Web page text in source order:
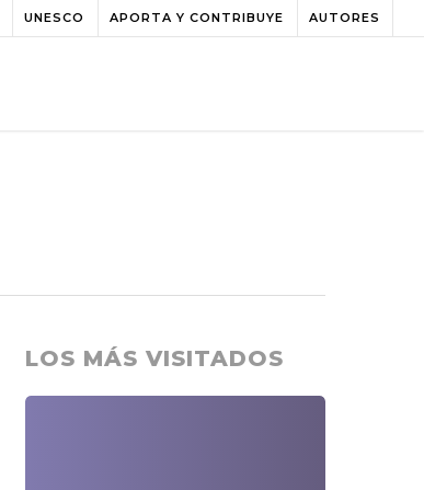
UNESCO APORTA Y CONTRIBUYE AUTORES
LOS MÁS VISITADOS